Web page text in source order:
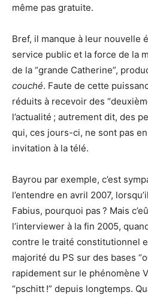
même pas gratuite.
Bref, il manque à leur nouvelle
service public et la force de la
de la “grande Catherine”,
couché. Faute de cette
réduits à recevoir des
l’actualité ; autrement dit, des
qui, ces jours-ci, ne sont pas
invitation à la télé.
Bayrou par exemple, c’est
l’entendre en avril 2007,
Fabius, pourquoi pas ? Mais
l’interviewer à la fin 2005,
contre le traité constitutionnel
majorité du PS sur des bases
rapidement sur le phénomène
“pschitt !” depuis longtemps.